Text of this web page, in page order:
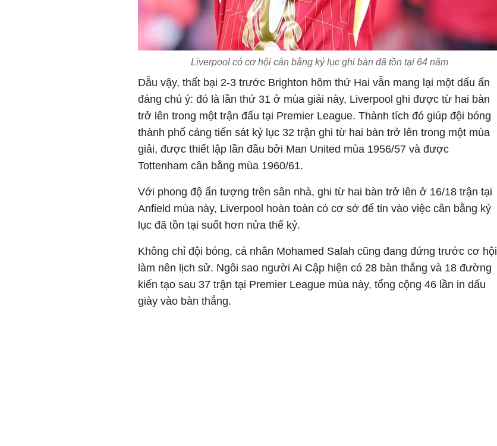
Liverpool có cơ hội cân bằng kỷ lục ghi bàn đã tồn tại 64 năm
Dẫu vậy, thất bại 2-3 trước Brighton hôm thứ Hai vẫn mang lại một dấu ấn
đáng chú ý: đó là lần thứ 31 ở mùa giải này, Liverpool ghi được từ hai bàn
trở lên trong một trận đấu tại Premier League. Thành tích đó giúp đội bóng
thành phố cảng tiến sát kỷ lục 32 trận ghi từ hai bàn trở lên trong một mùa
giải, được thiết lập lần đầu bởi Man United mùa 1956/57 và được
Tottenham cân bằng mùa 1960/61.
Với phong độ ấn tượng trên sân nhà, ghi từ hai bàn trở lên ở 16/18 trận tại
Anfield mùa này, Liverpool hoàn toàn có cơ sở để tin vào việc cân bằng kỷ
lục đã tồn tại suốt hơn nửa thế kỷ.
Không chỉ đội bóng, cá nhân Mohamed Salah cũng đang đứng trước cơ hội
làm nên lịch sử. Ngôi sao người Ai Cập hiện có 28 bàn thắng và 18 đường
kiến tạo sau 37 trận tại Premier League mùa này, tổng cộng 46 lần in dấu
giày vào bàn thắng.